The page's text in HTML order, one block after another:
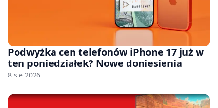
Podwyżka cen telefonów iPhone 17 już w
ten poniedziałek? Nowe doniesienia
8 sie 2026